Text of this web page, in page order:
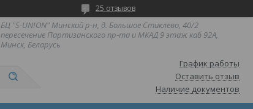
25 отзывов
БЦ "S-UNION" Минский р-н, д. Большое Стиклево, 40/2
пересечение Партизанского пр-та и МКАД 9 этаж каб 92А,
Минск, Беларусь
График работы
Оставить отзыв
Наличие документов